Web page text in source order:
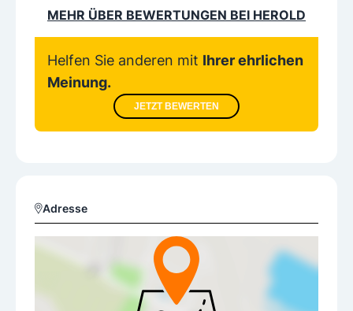
MEHR ÜBER BEWERTUNGEN BEI HEROLD
Helfen Sie anderen mit Ihrer ehrlichen
Meinung.
JETZT BEWERTEN
Adresse